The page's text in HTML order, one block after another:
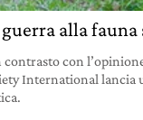
alla fauna
con
International lancia